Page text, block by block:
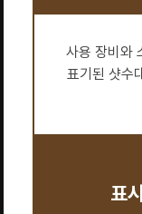
사용 장비와
표기된 샷수
표